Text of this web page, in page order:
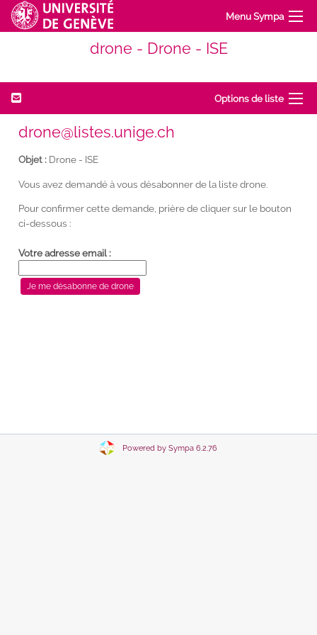
Menu Sympa
drone - Drone - ISE
Options de liste
drone@listes.unige.ch
Objet : Drone - ISE
Vous avez demandé à vous désabonner de la liste drone.
Pour confirmer cette demande, prière de cliquer sur le bouton
ci-dessous :
Votre adresse email :
Powered by Sympa 6.2.76